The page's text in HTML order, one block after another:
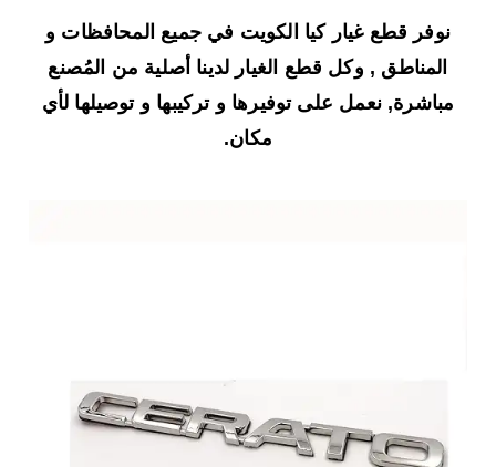
نوفر قطع غيار كيا الكويت في جميع المحافظات و
المناطق , وكل قطع الغيار لدينا أصلية من المُصنع
مباشرة, نعمل على توفيرها و تركيبها و توصيلها لأي
مكان.